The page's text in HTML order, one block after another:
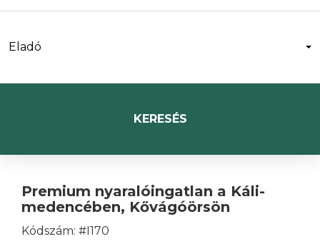
Eladó
KERESÉS
Premium nyaralóingatlan a Káli-
medencében, Kővágóörsön
Kódszám: #I170